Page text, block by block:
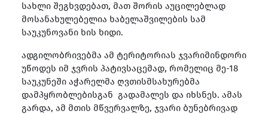
სახლი შეგხვდებათ, მათ შორის აუცილებლად
მოსანახულებელია ხაბელაშვილების სამ
საუკუნოვანი ხის ხიდი.
ადგილობრივებმა ამ ტერიტორიას ჯვარიმინდორი
უწოდეს იმ ჯვრის პატივსაცემად, რომელიც მე-18
საუკუნეში აჭარელმა ღვთისმსახურებმა
დამპყრობლებისგან გადამალეს და იხსნეს. ამას
გარდა, ამ მთის მწვერვალზე, ჯვარი ბუნებრივად